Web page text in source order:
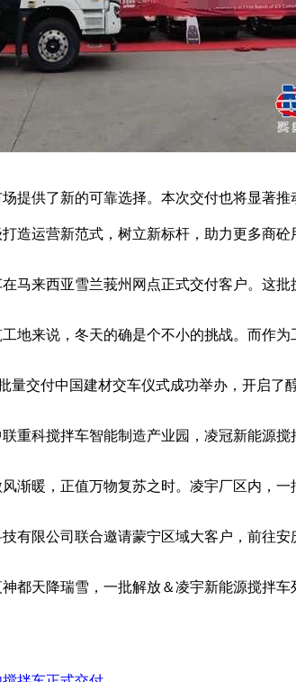
供了新的可靠选择。本次交付也将显著推
造运营新范式，树立新标杆，助力更多商砼
来西亚雪兰莪州网点正式交付客户。这批
来说，冬天的确是个不小的挑战。而作
交付中国建材交车仪式成功举办，开启了
科搅拌车智能制造产业园，凌冠新能源搅
暖，正值万物复苏之时。凌宇厂区内，一
限公司联合邀请蒙宁区域大客户，前往安
天降瑞雪，一批解放＆凌宇新能源搅拌车